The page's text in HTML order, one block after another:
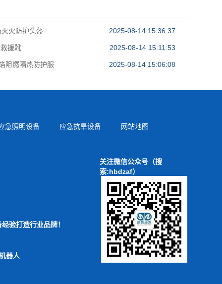
火防护头盔 2025-08-14 15:36:37
援靴 2025-08-14 15:11:53
阻燃隔热防护服 2025-08-14 15:06:08
急照明设备 应急抗旱设备 网站地图
验打造行业品牌！
器人
关注微信公众号（搜
索:hbdzaf）